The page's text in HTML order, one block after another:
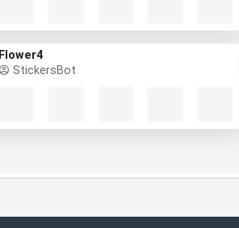
Flower4
StickersBot